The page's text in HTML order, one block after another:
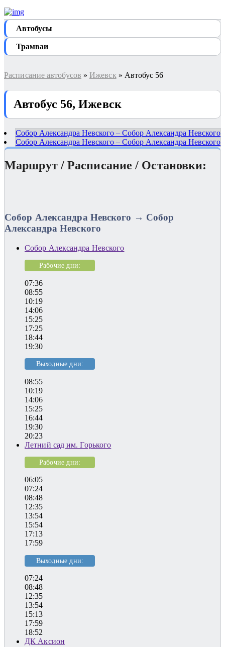
Автобуcы
Трамваи
Расписание автобусов » Ижевск » Автобус 56
Автобус 56, Ижевск
Собор Александра Невского – Собор Александра Невского
Собор Александра Невского – Собор Александра Невского
Маршрут / Расписание / Остановки:
Собор Александра Невского → Собор
Александра Невского
Собор Александра Невского
Рабочие дни:
07:36
08:55
10:19
14:06
15:25
17:25
18:44
19:30
Выходные дни:
08:55
10:19
14:06
15:25
16:44
19:30
20:23
Летний сад им. Горького
Рабочие дни:
06:05
07:24
08:48
12:35
13:54
15:54
17:13
17:59
Выходные дни:
07:24
08:48
12:35
13:54
15:13
17:59
18:52
ДК Аксион